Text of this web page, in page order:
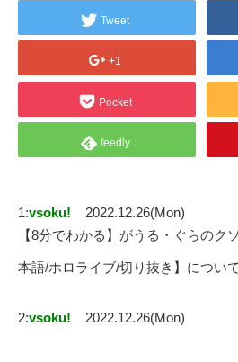
Tweet
+1
Pocket
feedly
1:vsoku!
2022.12.26(Mon)
【8分でわかる】がうる・ぐらのク
本語/ホロライブ/切り抜き】について
2:vsoku! 2022.12.26(Mon)